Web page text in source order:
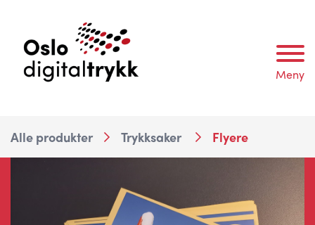
Meny
Alle produkter Trykksaker Flyere